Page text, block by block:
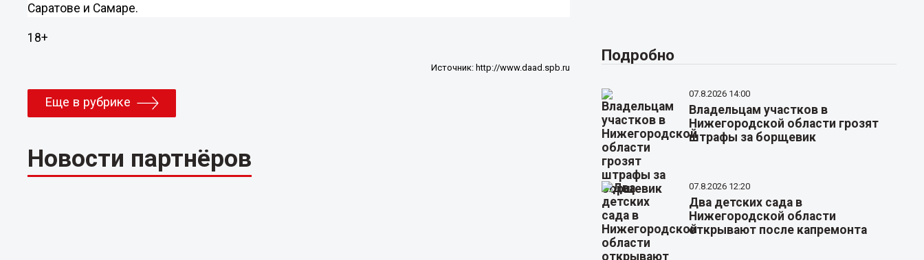
Саратове и Самаре.
18+
Источник: http://www.daad.spb.ru
Еще в рубрике
Новости партнёров
Подробно
07.8.2026 14:00
Владельцам участков в
Нижегородской области грозят
штрафы за борщевик
07.8.2026 12:20
Два детских сада в
Нижегородской области
открывают после капремонта